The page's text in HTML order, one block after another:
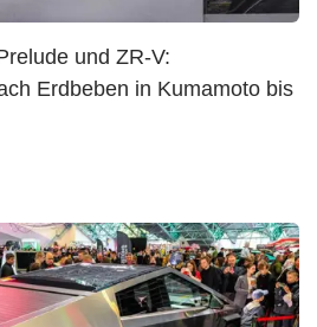
und ZR-V:
Erdbeben in Kumamoto bis